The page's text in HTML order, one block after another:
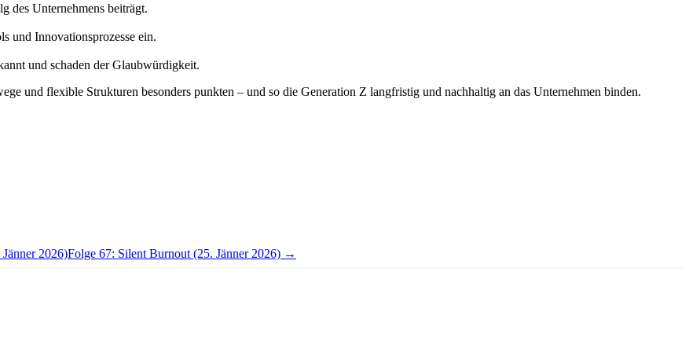
des Unternehmens beiträgt.
und Innovationsprozesse ein.
und schaden der Glaubwürdigkeit.
und flexible Strukturen besonders punkten – und so die Generation Z langfristig und nachhaltig an das Unternehmen binden.
2026)Folge 67: Silent Burnout (25. Jänner 2026) →